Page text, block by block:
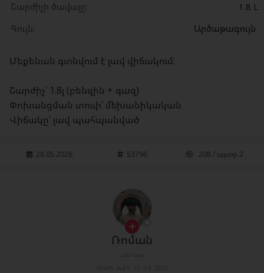
Շարժիչի ծավալը:
1.8 L
Գույն:
Արծաթագույն
Մեքենան գտնվում է լավ վիճակում:
Շարժիչ՝ 1.8լ (բենզին + գազ)
Փոխանցման տուփ՝ մեխանիկական
Վիճակը՝ լավ պահպանված
28.05.2026 53796 208 / այսօր 2
Ռոման